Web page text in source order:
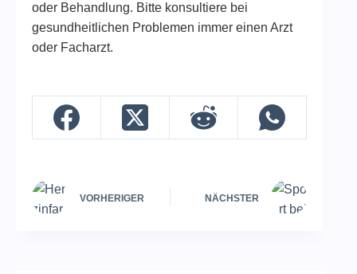
oder Behandlung. Bitte konsultiere bei
gesundheitlichen Problemen immer einen Arzt
oder Facharzt.
VORHERIGER NÄCHSTER